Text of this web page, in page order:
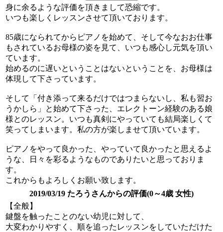
身に余るような評価を頂きまして恐縮です。
いつも楽しくレッスンさせて頂いております。
85歳になられてからピアノを始めて、そして今なおお仕事
もされているお母様の姿を見て、いつも感心し元気を頂い
ています。
始めるのに遅いということはないということを、お母様は
体現して下さっています。
そして「付き添って来るだけではつまらないし、私も習お
うかしら」と始めて下さった、エレクトーン経験のある娘
様とのレッスン。いつも真剣にやっていても結局楽しくて
笑ってしまいます。私の方が楽しませて頂いています。
ピアノをやって良かった、やっていて良かったと思えるよ
うな、日々を彩るようなものでありたいと思っておりま
す。
これからもよろしくお願い致します。
2019/03/19 たろうさんからの評価(0～4歳 女性)
【全般】
鍵盤を触ったことのない幼児に対して、
大変わかりやすく、順を追ったレッスンをしていただけた